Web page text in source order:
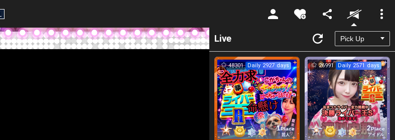
Unmute
Live
1Place
芸人
48301 Daily 2927 days
2Place
アイドル
26991 Daily 2571 days